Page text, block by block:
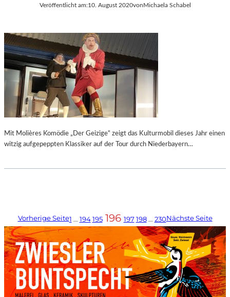
Veröffentlicht am:10. August 2020vonMichaela Schabel
Mit Molières Komödie „Der Geizige“ zeigt das Kulturmobil dieses Jahr einen
witzig aufgepeppten Klassiker auf der Tour durch Niederbayern…
Vorherige Seite1 … 194 195 196 197 198 … 230Nächste Seite